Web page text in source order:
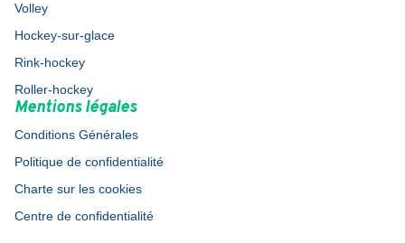
Volley
Hockey-sur-glace
Rink-hockey
Roller-hockey
Mentions légales
Conditions Générales
Politique de confidentialité
Charte sur les cookies
Centre de confidentialité